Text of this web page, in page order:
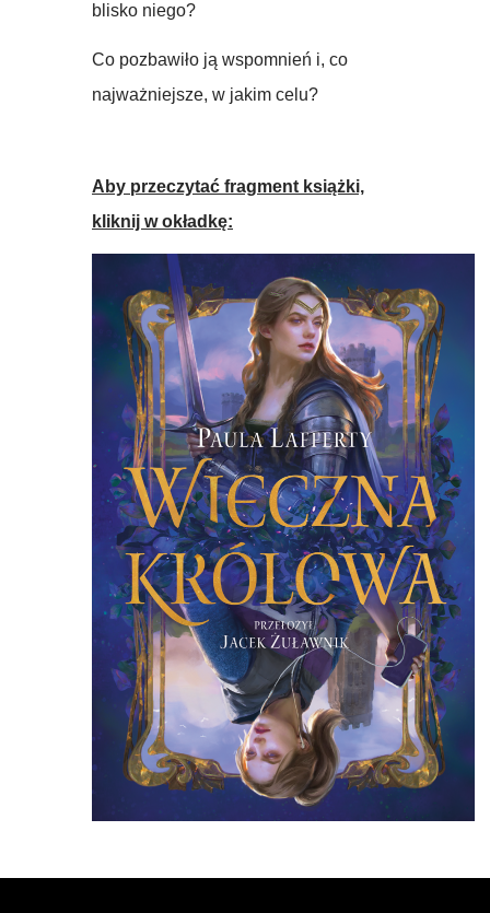
blisko niego?
Co pozbawiło ją wspomnień i, co
najważniejsze, w jakim celu?
Aby przeczytać fragment książki,
kliknij w okładkę: